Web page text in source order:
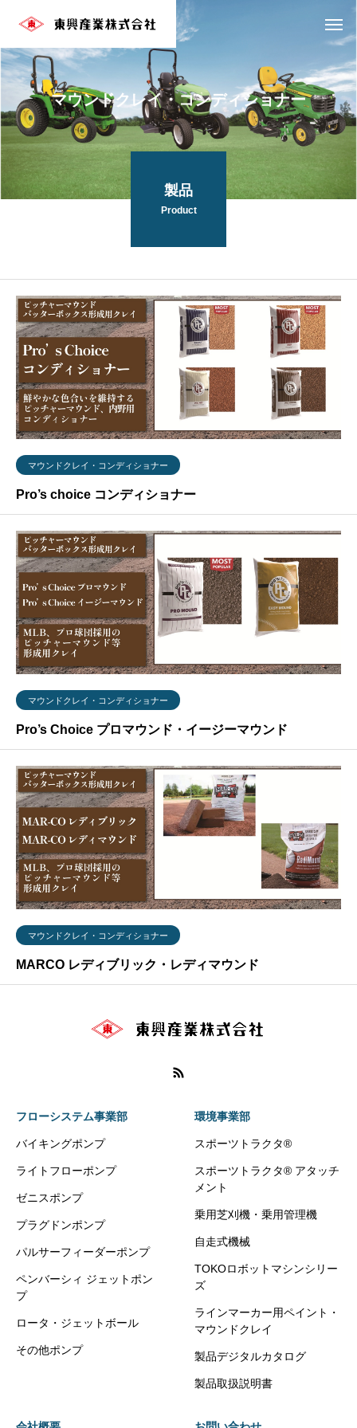
マウンドクレイ・コンディショナー
製品
Product
マウンドクレイ・コンディショナー
Pro’s choice コンディショナー
マウンドクレイ・コンディショナー
Pro’s Choice プロマウンド・イージーマウンド
マウンドクレイ・コンディショナー
MARCO レディブリック・レディマウンド
フローシステム事業部
バイキングポンプ
ライトフローポンプ
ゼニスポンプ
プラグドンポンプ
パルサーフィーダーポンプ
ペンバーシィ ジェットポン
プ
ロータ・ジェットボール
その他ポンプ
環境事業部
スポーツトラクタ®
スポーツトラクタ® アタッチ
メント
乗用芝刈機・乗用管理機
自走式機械
TOKOロボットマシンシリー
ズ
ラインマーカー用ペイント・
マウンドクレイ
製品デジタルカタログ
製品取扱説明書